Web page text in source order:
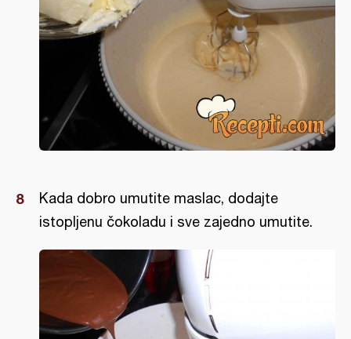
Kada dobro umutite maslac, dodajte
istopljenu čokoladu i sve zajedno umutite.